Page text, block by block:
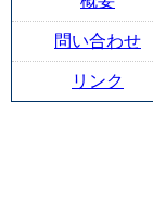
問い合わせ
リンク